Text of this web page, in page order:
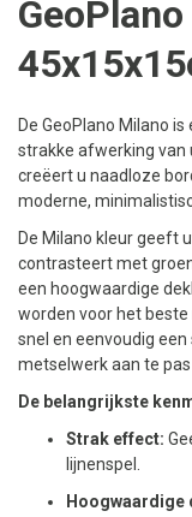
De GeoPlano Milano
strakke afwerking van
creëert u naadloze
moderne,
De Milano kleur geeft
contrasteert met
een hoogwaardige
worden voor het
snel en eenvoudig
metselwerk aan te pas
De belangrijkste
Strak effect:
lijnenspel.
Hoogwaardige